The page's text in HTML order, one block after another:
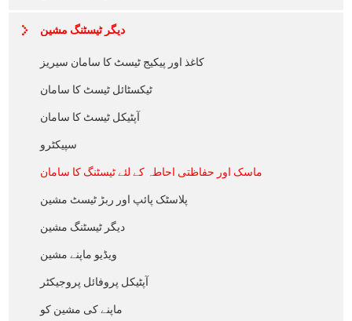
دیگر ٹیسٹنگ مشین
کاغذ اور پیکیج ٹیسٹ کا سامان سیریز
ٹیکسٹائل ٹیسٹ کا سامان
آپٹیکل ٹیسٹ کا سامان
سپیکٹرو
ماسک اور حفاظتی احاطہ کے لئے ٹیسٹنگ کا سامان
پلاسٹک پائپ اور ربڑ ٹیسٹ مشین
دیگر ٹیسٹنگ مشین
ویڈیو ماپنے مشین
آپٹیکل پروفائل پروجیکٹر
ماپنے کی مشین کو